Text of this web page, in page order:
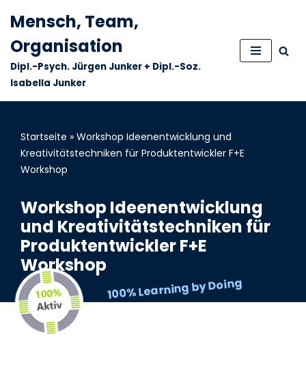
Zum
Inhalt
springen
Mensch, Team,
Organisation
Dipl.-Psych. Jürgen Junker + Dipl.-Soz.
Isabella Junker
100% Learning by Doing
Startseite » Workshop Ideenentwicklung und
Kreativitätstechniken für Produktentwickler F+E
Workshop
Workshop Ideenentwicklung
und Kreativitätstechniken für
Produktentwickler F+E
Workshop